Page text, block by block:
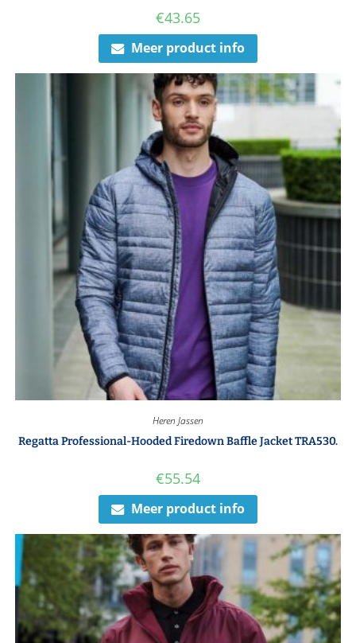
€43.65
Meer product info
Heren Jassen
Regatta Professional-Hooded Firedown Baffle Jacket TRA530.
€55.54
Meer product info